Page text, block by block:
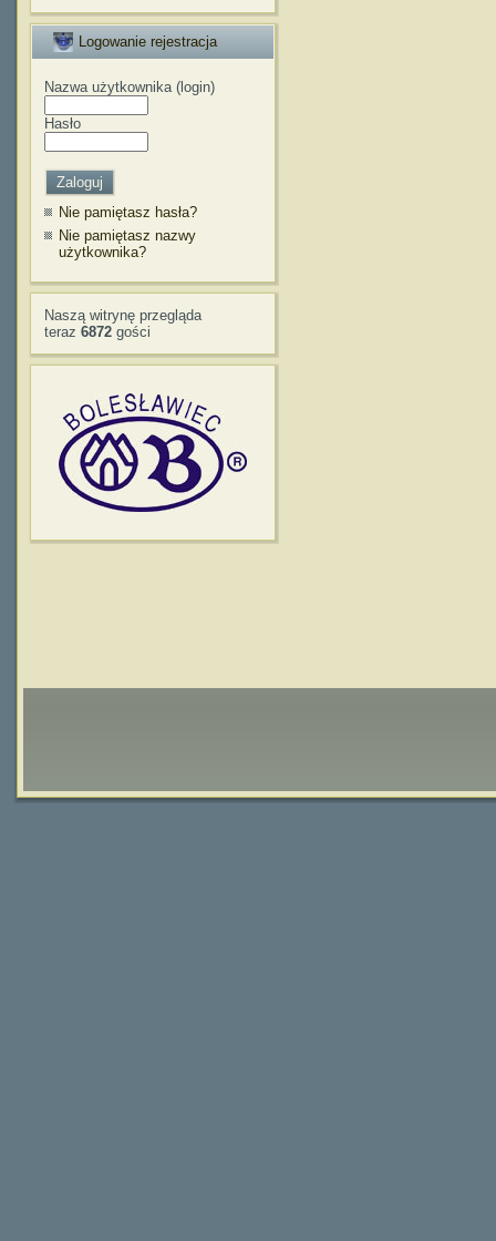
Logowanie rejestracja
Nazwa użytkownika (login)
Hasło
Nie pamiętasz hasła?
Nie pamiętasz nazwy
użytkownika?
Naszą witrynę przegląda
teraz 6872 gości